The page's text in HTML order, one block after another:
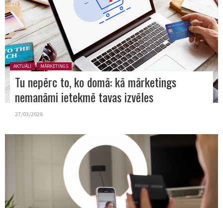
Posted in:
AKTUĀLI MĀRKETINGS
Tu nepērc to, ko domā: kā mārketings
nemanāmi ietekmē tavas izvēles
27/03/2026